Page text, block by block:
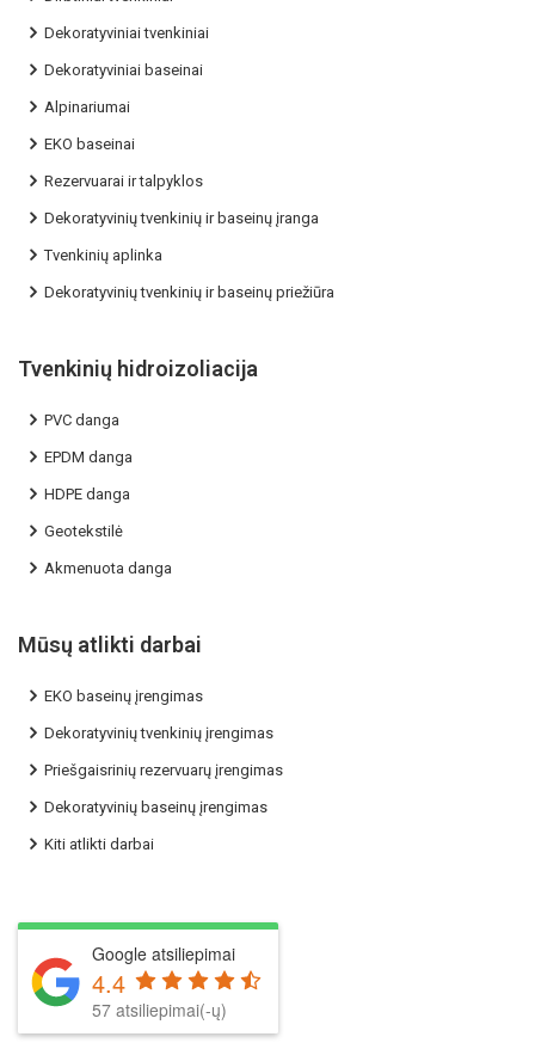
Dekoratyviniai tvenkiniai
Dekoratyviniai baseinai
Alpinariumai
EKO baseinai
Rezervuarai ir talpyklos
Dekoratyvinių tvenkinių ir baseinų įranga
Tvenkinių aplinka
Dekoratyvinių tvenkinių ir baseinų priežiūra
Tvenkinių hidroizoliacija
PVC danga
EPDM danga
HDPE danga
Geotekstilė
Akmenuota danga
Mūsų atlikti darbai
EKO baseinų įrengimas
Dekoratyvinių tvenkinių įrengimas
Priešgaisrinių rezervuarų įrengimas
Dekoratyvinių baseinų įrengimas
Kiti atlikti darbai
Google atsiliepimai
4.4
57 atsiliepimai(-ų)